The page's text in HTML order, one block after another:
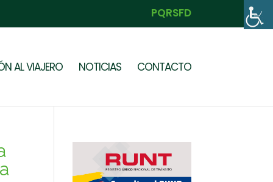
PQRSFD
AL VIAJERO NOTICIAS CONTACTO